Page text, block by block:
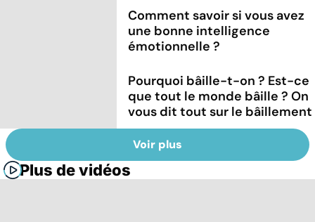
Comment savoir si vous avez
une bonne intelligence
émotionnelle ?
Pourquoi bâille-t-on ? Est-ce
que tout le monde bâille ? On
vous dit tout sur le bâillement
Voir plus
Plus de vidéos